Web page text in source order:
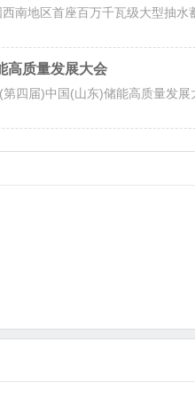
南地区首座百万千瓦级大型抽
高质量发展大会
四届)中国(山东)储能高质量发展